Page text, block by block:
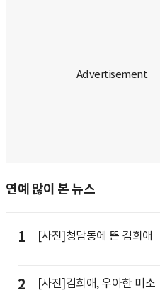
연예 많이 본 뉴스
1 [사진]청담동에 뜬 김희애
2 [사진]김희애, 우아한 미소